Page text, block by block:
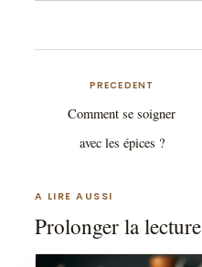
PRECEDENT
Comment se soigner
avec les épices ?
A LIRE AUSSI
Prolonger la lecture